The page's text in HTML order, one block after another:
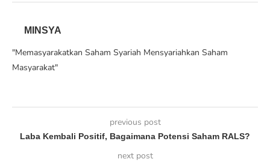
MINSYA
"Memasyarakatkan Saham Syariah Mensyariahkan Saham
Masyarakat"
previous post
Laba Kembali Positif, Bagaimana Potensi Saham RALS?
next post